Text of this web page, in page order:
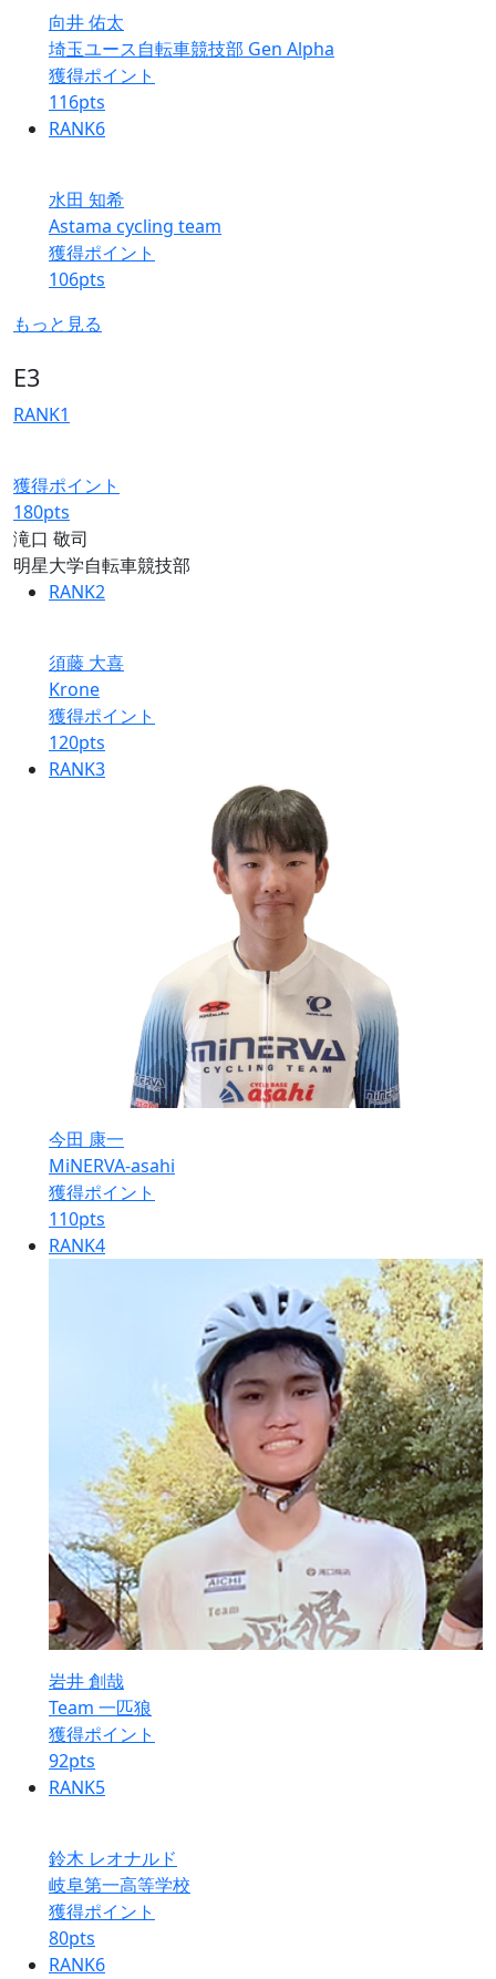
向井 佑太
埼玉ユース自転車競技部 Gen Alpha
獲得ポイント
116pts
RANK6
水田 知希
Astama cycling team
獲得ポイント
106pts
もっと見る
E3
RANK1
獲得ポイント
180pts
滝口 敬司
明星大学自転車競技部
RANK2
須藤 大喜
Krone
獲得ポイント
120pts
RANK3
今田 康一
MiNERVA-asahi
獲得ポイント
110pts
RANK4
岩井 創哉
Team 一匹狼
獲得ポイント
92pts
RANK5
鈴木 レオナルド
岐阜第一高等学校
獲得ポイント
80pts
RANK6